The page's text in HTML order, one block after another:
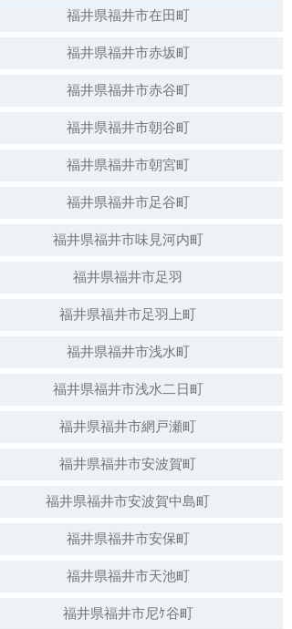
福井県福井市在田町
福井県福井市赤坂町
福井県福井市赤谷町
福井県福井市朝谷町
福井県福井市朝宮町
福井県福井市足谷町
福井県福井市味見河内町
福井県福井市足羽
福井県福井市足羽上町
福井県福井市浅水町
福井県福井市浅水二日町
福井県福井市網戸瀬町
福井県福井市安波賀町
福井県福井市安波賀中島町
福井県福井市安保町
福井県福井市天池町
福井県福井市尼ｹ谷町